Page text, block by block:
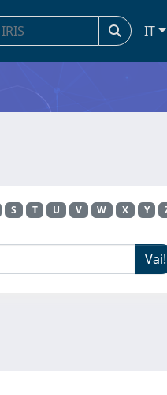
IT
S T U V W X Y